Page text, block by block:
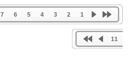
1
2
3
4
5
6
7
11